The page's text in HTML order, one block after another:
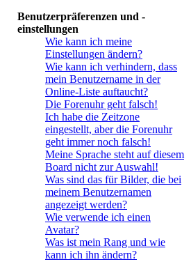
Benutzerpräferenzen und -
einstellungen
Wie kann ich meine
Einstellungen ändern?
Wie kann ich verhindern, dass
mein Benutzername in der
Online-Liste auftaucht?
Die Forenuhr geht falsch!
Ich habe die Zeitzone
eingestellt, aber die Forenuhr
geht immer noch falsch!
Meine Sprache steht auf diesem
Board nicht zur Auswahl!
Was sind das für Bilder, die bei
meinem Benutzernamen
angezeigt werden?
Wie verwende ich einen
Avatar?
Was ist mein Rang und wie
kann ich ihn ändern?